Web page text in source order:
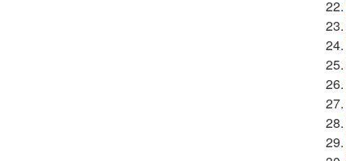
22.
23.
24.
25.
26.
27.
28.
29.